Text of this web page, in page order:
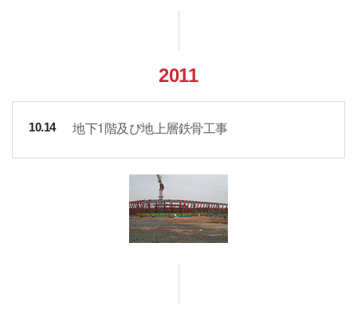
2011
10.14 地下1階及び地上層鉄骨工事